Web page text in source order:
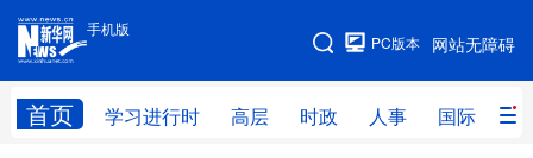
手机版
网站无障碍
PC版本
首页 学习进行时 高层 时政 人事 国际 财
手机版
网站地图